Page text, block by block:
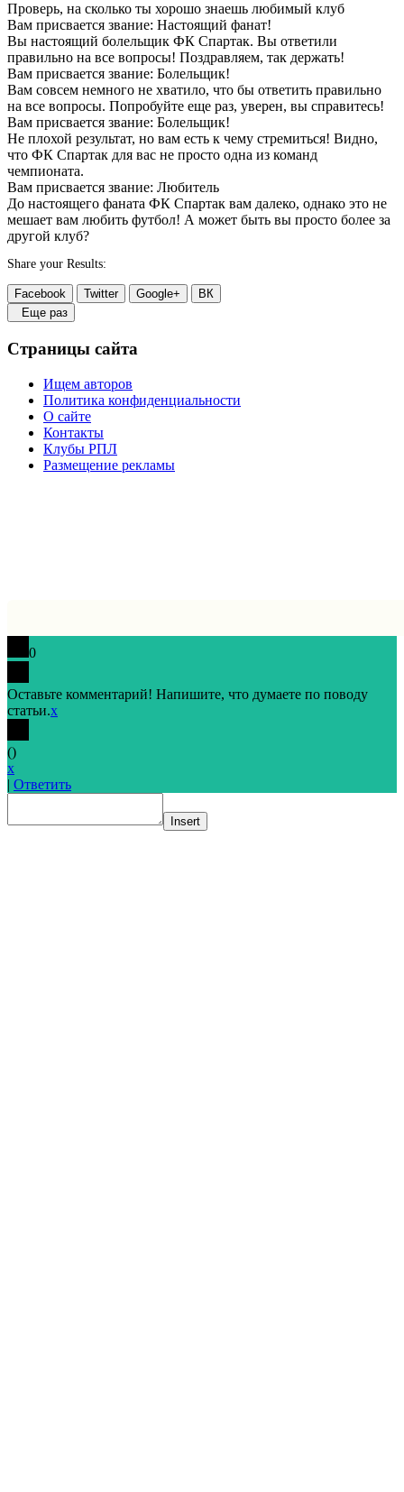
Проверь, на сколько ты хорошо знаешь любимый клуб
Вам присвается звание: Настоящий фанат!
Вы настоящий болельщик ФК Спартак. Вы ответили
правильно на все вопросы! Поздравляем, так держать!
Вам присвается звание: Болельщик!
Вам совсем немного не хватило, что бы ответить правильно
на все вопросы. Попробуйте еще раз, уверен, вы справитесь!
Вам присвается звание: Болельщик!
Не плохой результат, но вам есть к чему стремиться! Видно,
что ФК Спартак для вас не просто одна из команд
чемпионата.
Вам присвается звание: Любитель
До настоящего фаната ФК Спартак вам далеко, однако это не
мешает вам любить футбол! А может быть вы просто более за
другой клуб?
Share your Results:
Facebook Twitter Google+
ВК
Еще раз
Страницы сайта
Ищем авторов
Политика конфиденциальности
О сайте
Контакты
Клубы РПЛ
Размещение рекламы
0
Оставьте комментарий! Напишите, что думаете по поводу
статьи.x
()
x
| Ответить
Insert